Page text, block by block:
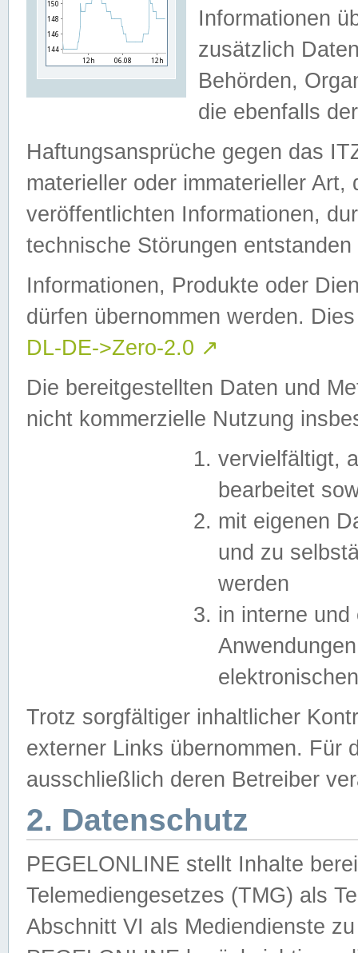
Informationen
zusätzlich
Behörden,
die ebenfalls
Haftungsansprüche gegen das
materieller oder immaterieller
veröffentlichten Informationen,
technische Störungen
Informationen, Produkte oder
dürfen übernommen werden.
DL-DE->Zero-2.0 ↗
Die bereitgestellten Daten und
nicht kommerzielle Nutzung
vervielfältigt,
bearbeitet
mit eigenen
und zu
werden
in interne
Trotz sorgfältiger inhaltlicher
externer Links übernommen. Für
ausschließlich deren Betreiber
2. Datenschutz
PEGELONLINE stellt Inhalte
Telemediengesetzes (TMG) als
Abschnitt VI als Mediendienste